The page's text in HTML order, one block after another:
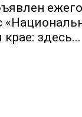
здесь...